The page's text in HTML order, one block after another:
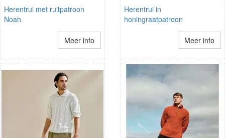
Herentrui met ruitpatroon
Noah
Meer info
Herentrui in
honingraatpatroon
Meer info